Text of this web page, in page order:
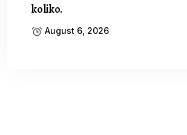
koliko.
August 6, 2026